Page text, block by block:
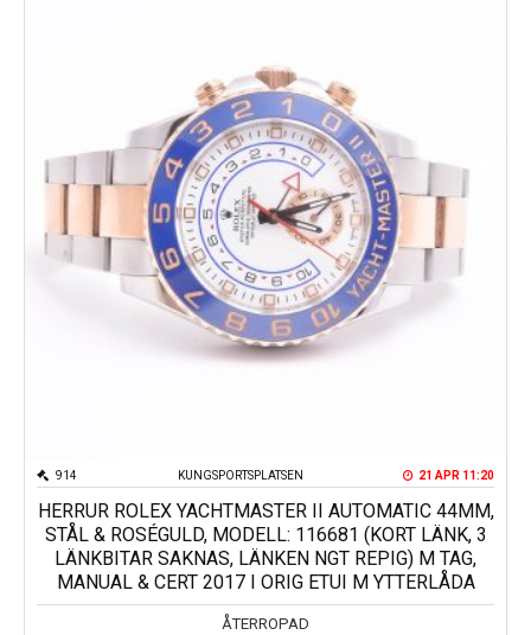
KUNGSPORTSPLATSEN
914 21 APR 11:20
HERRUR ROLEX YACHTMASTER II AUTOMATIC 44MM,
STÅL & ROSÉGULD, MODELL: 116681 (KORT LÄNK, 3
LÄNKBITAR SAKNAS, LÄNKEN NGT REPIG) M TAG,
MANUAL & CERT 2017 I ORIG ETUI M YTTERLÅDA
ÅTERROPAD